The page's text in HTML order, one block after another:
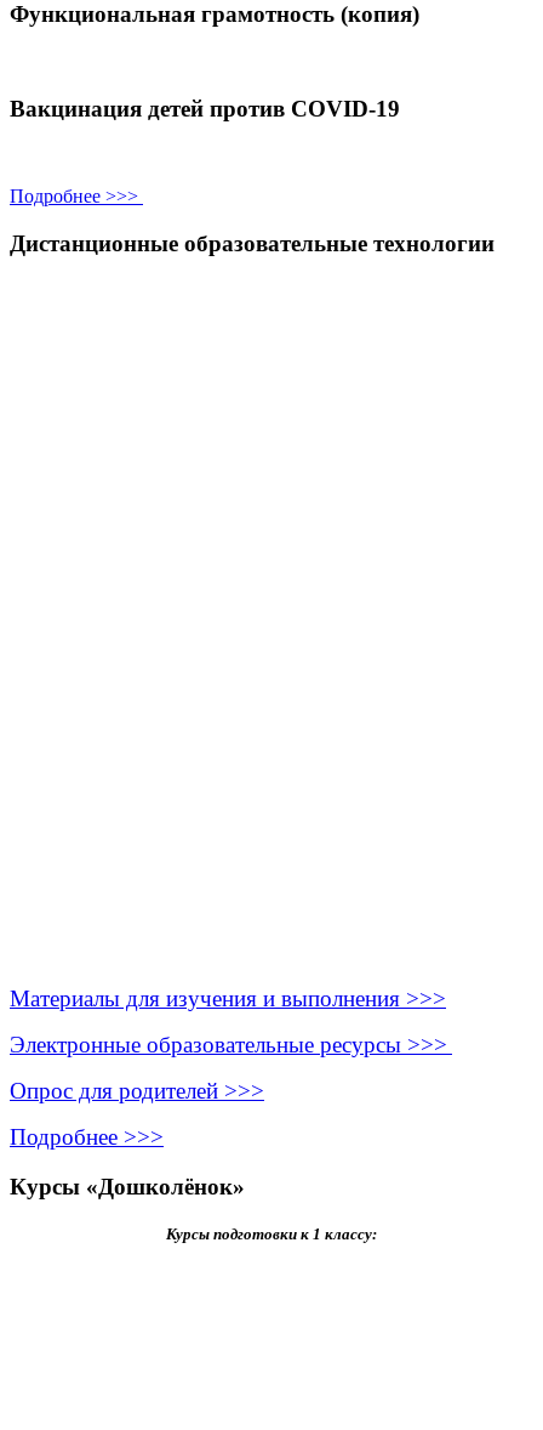
Функциональная грамотность (копия)
Вакцинация детей против COVID-19
Подробнее >>>
Дистанционные образовательные технологии
Материалы для изучения и выполнения >>>
Электронные образовательные ресурсы >>>
Опрос для родителей >>>
Подробнее >>>
Курсы «Дошколёнок»
Курсы подготовки к 1 классу: